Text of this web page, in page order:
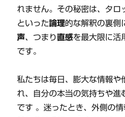
れません。その秘密は、タロ
といった論理的な解釈の裏側
声、つまり直感を最大限に活
です。
私たちは毎日、膨大な情報や
れ、自分の本当の気持ちや進
です 。迷ったとき、外側の